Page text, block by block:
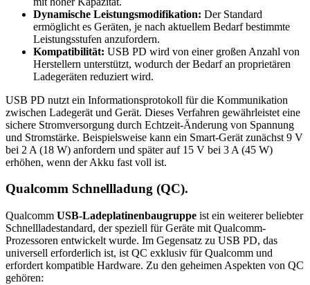
Dynamische Leistungsmodifikation: Der Standard
ermöglicht es Geräten, je nach aktuellem Bedarf bestimmte
Leistungsstufen anzufordern.
Kompatibilität: USB PD wird von einer großen Anzahl von
Herstellern unterstützt, wodurch der Bedarf an proprietären
Ladegeräten reduziert wird.
USB PD nutzt ein Informationsprotokoll für die Kommunikation
zwischen Ladegerät und Gerät. Dieses Verfahren gewährleistet eine
sichere Stromversorgung durch Echtzeit-Änderung von Spannung
und Stromstärke. Beispielsweise kann ein Smart-Gerät zunächst 9 V
bei 2 A (18 W) anfordern und später auf 15 V bei 3 A (45 W)
erhöhen, wenn der Akku fast voll ist.
Qualcomm Schnellladung (QC).
Qualcomm USB-Ladeplatinenbaugruppe ist ein weiterer beliebter
Schnellladestandard, der speziell für Geräte mit Qualcomm-
Prozessoren entwickelt wurde. Im Gegensatz zu USB PD, das
universell erforderlich ist, ist QC exklusiv für Qualcomm und
erfordert kompatible Hardware. Zu den geheimen Aspekten von QC
gehören: